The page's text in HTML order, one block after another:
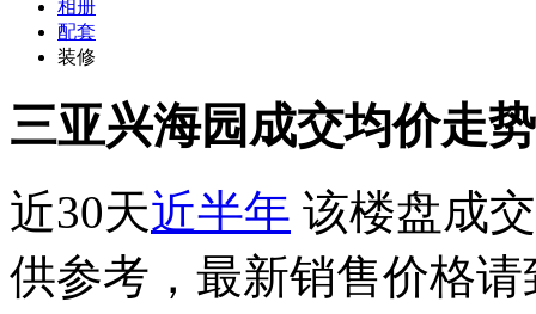
相册
配套
装修
三亚兴海园成交均价走势
近30天近半年 该楼盘成
供参考，最新销售价格